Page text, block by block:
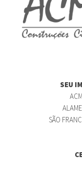
SEU
SÃO